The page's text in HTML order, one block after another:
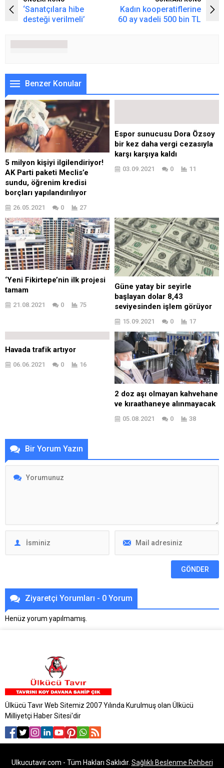
‘Sanatçılara hibe
desteği verilmeli’
Kadın kooperatiflerine
60 ay vadeli 500 bin TL
Benzer Konular
5 milyon kişiyi ilgilendiriyor!
AK Parti paketi Meclis’e
sundu, öğrenim kredisi
borçları yapılandırılıyor
26.05.2021 0 27
Espor sunucusu Dora Özsoy
bir kez daha vergi cezasıyla
karşı karşıya kaldı
03.09.2021 0 11
‘Yeni Fikirtepe’nin ilk projesi
tamam
21.08.2021 0 75
Güne yatay bir seyirle
başlayan dolar 8,43
seviyesinden işlem görüyor
15.09.2021 0 17
Havada trafik artıyor
06.06.2021 0 16
2 doz aşı olmayan kahvehane
ve kıraathaneye alınmayacak
05.08.2021 0 38
Bir Yorum Yazın
Ziyaretçi Yorumları - 0 Yorum
Henüz yorum yapılmamış.
Ülkücü Tavır Web Sitemiz 2007 Yılında Kurulmuş olan Ülkücü
Milliyetçi Haber Sitesi'dir
Ulkucutavir.com - Tüm Hakları Saklıdır. Sağlıklı Beslenme Rehberi